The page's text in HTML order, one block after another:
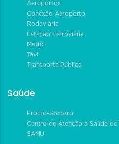
Aeroportos
Conexão Aeroporto
Rodoviária
Estação Ferroviária
Metrô
Táxi
Transporte Público
Saúde
Pronto-Socorro
Centro de Atenção à Saúde do
SAMU